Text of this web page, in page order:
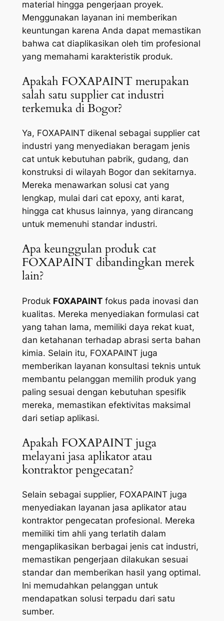
material hingga pengerjaan proyek.
Menggunakan layanan ini memberikan
keuntungan karena Anda dapat memastikan
bahwa cat diaplikasikan oleh tim profesional
yang memahami karakteristik produk.
Apakah FOXAPAINT merupakan
salah satu supplier cat industri
terkemuka di Bogor?
Ya, FOXAPAINT dikenal sebagai supplier cat
industri yang menyediakan beragam jenis
cat untuk kebutuhan pabrik, gudang, dan
konstruksi di wilayah Bogor dan sekitarnya.
Mereka menawarkan solusi cat yang
lengkap, mulai dari cat epoxy, anti karat,
hingga cat khusus lainnya, yang dirancang
untuk memenuhi standar industri.
Apa keunggulan produk cat
FOXAPAINT dibandingkan merek
lain?
Produk FOXAPAINTfokus pada inovasi dan
kualitas. Mereka menyediakan formulasi cat
yang tahan lama, memiliki daya rekat kuat,
dan ketahanan terhadap abrasi serta bahan
kimia. Selain itu, FOXAPAINT juga
memberikan layanan konsultasi teknis untuk
membantu pelanggan memilih produk yang
paling sesuai dengan kebutuhan spesifik
mereka, memastikan efektivitas maksimal
dari setiap aplikasi.
Apakah FOXAPAINT juga
melayani jasa aplikator atau
kontraktor pengecatan?
Selain sebagai supplier, FOXAPAINT juga
menyediakan layanan jasa aplikator atau
kontraktor pengecatan profesional. Mereka
memiliki tim ahli yang terlatih dalam
mengaplikasikan berbagai jenis cat industri,
memastikan pengerjaan dilakukan sesuai
standar dan memberikan hasil yang optimal.
Ini memudahkan pelanggan untuk
mendapatkan solusi terpadu dari satu
sumber.